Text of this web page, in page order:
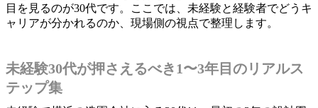
目を見るのが30代です。ここでは、未経験と経験者でどうキ
ャリアが分かれるのか、現場側の視点で整理します。
未経験30代が押さえるべき1〜3年目のリアルス
テップ集